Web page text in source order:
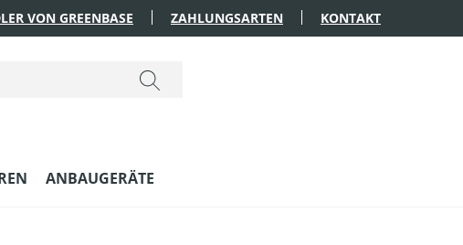
VON GREENBASE ZAHLUNGSARTEN KONTAKT
ANBAUGERÄTE